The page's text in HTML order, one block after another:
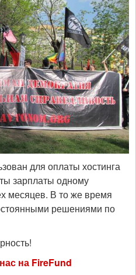
для оплаты хостинга
зарплаты одному
месяцев. В то же время
решениями по
на FireFund